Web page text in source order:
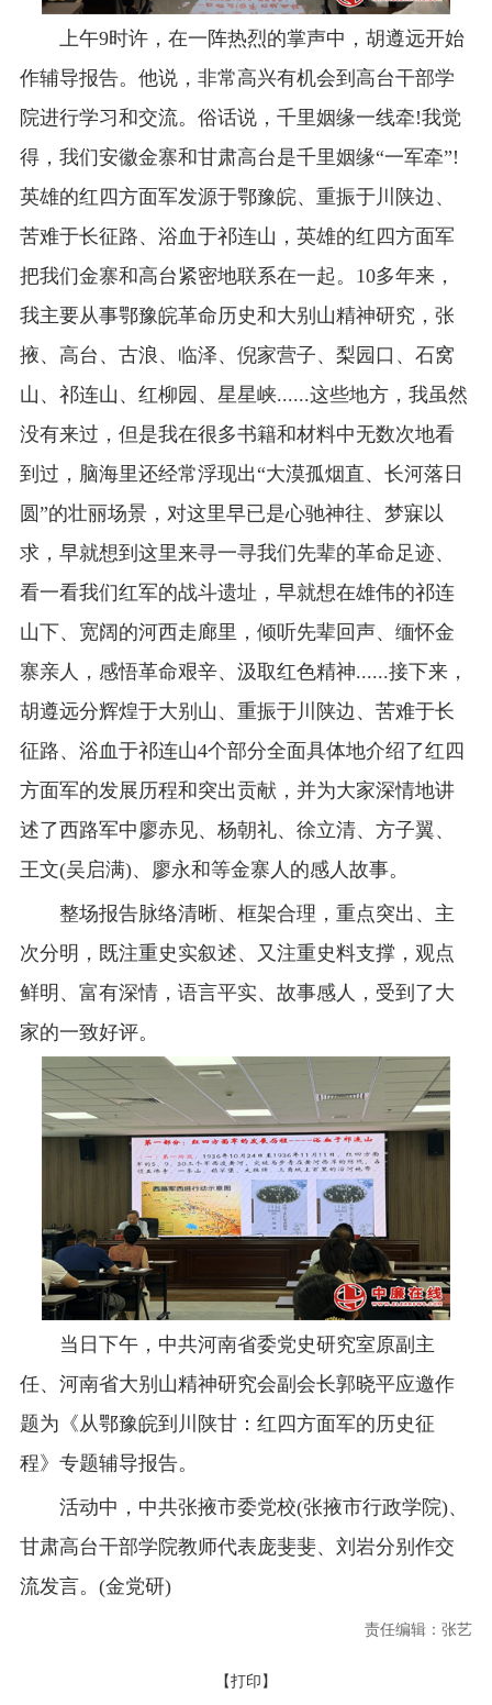
上午9时许，在一阵热烈的掌声中，胡遵远开始
作辅导报告。他说，非常高兴有机会到高台干部学
院进行学习和交流。俗话说，千里姻缘一线牵!我觉
得，我们安徽金寨和甘肃高台是千里姻缘“一军牵”!
英雄的红四方面军发源于鄂豫皖、重振于川陕边、
苦难于长征路、浴血于祁连山，英雄的红四方面军
把我们金寨和高台紧密地联系在一起。10多年来，
我主要从事鄂豫皖革命历史和大别山精神研究，张
掖、高台、古浪、临泽、倪家营子、梨园口、石窝
山、祁连山、红柳园、星星峡......这些地方，我虽然
没有来过，但是我在很多书籍和材料中无数次地看
到过，脑海里还经常浮现出“大漠孤烟直、长河落日
圆”的壮丽场景，对这里早已是心驰神往、梦寐以
求，早就想到这里来寻一寻我们先辈的革命足迹、
看一看我们红军的战斗遗址，早就想在雄伟的祁连
山下、宽阔的河西走廊里，倾听先辈回声、缅怀金
寨亲人，感悟革命艰辛、汲取红色精神......接下来，
胡遵远分辉煌于大别山、重振于川陕边、苦难于长
征路、浴血于祁连山4个部分全面具体地介绍了红四
方面军的发展历程和突出贡献，并为大家深情地讲
述了西路军中廖赤见、杨朝礼、徐立清、方子翼、
王文(吴启满)、廖永和等金寨人的感人故事。
整场报告脉络清晰、框架合理，重点突出、主
次分明，既注重史实叙述、又注重史料支撑，观点
鲜明、富有深情，语言平实、故事感人，受到了大
家的一致好评。
当日下午，中共河南省委党史研究室原副主
任、河南省大别山精神研究会副会长郭晓平应邀作
题为《从鄂豫皖到川陕甘：红四方面军的历史征
程》专题辅导报告。
活动中，中共张掖市委党校(张掖市行政学院)、
甘肃高台干部学院教师代表庞斐斐、刘岩分别作交
流发言。(金党研)
责任编辑：张艺
【打印】